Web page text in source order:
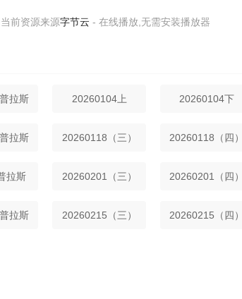
源来源字节云- 在线播放,无需安装播放器
拉斯 20260104上 20260104下
拉斯 20260118（三） 20260118（四）
拉斯 20260201（三） 20260201（四）
拉斯 20260215（三） 20260215（四）